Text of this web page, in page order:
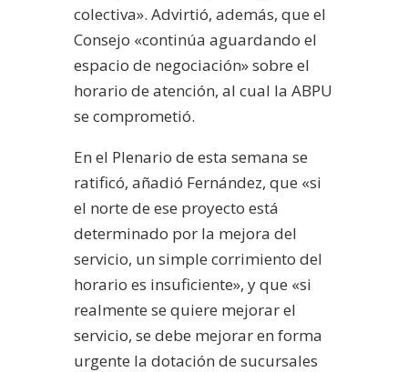
colectiva». Advirtió, además, que el
Consejo «continúa aguardando el
espacio de negociación» sobre el
horario de atención, al cual la ABPU
se comprometió.
En el Plenario de esta semana se
ratificó, añadió Fernández, que «si
el norte de ese proyecto está
determinado por la mejora del
servicio, un simple corrimiento del
horario es insuficiente», y que «si
realmente se quiere mejorar el
servicio, se debe mejorar en forma
urgente la dotación de sucursales